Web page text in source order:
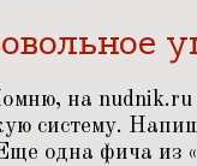
на nudnik.ru
систему.
одна фича из «